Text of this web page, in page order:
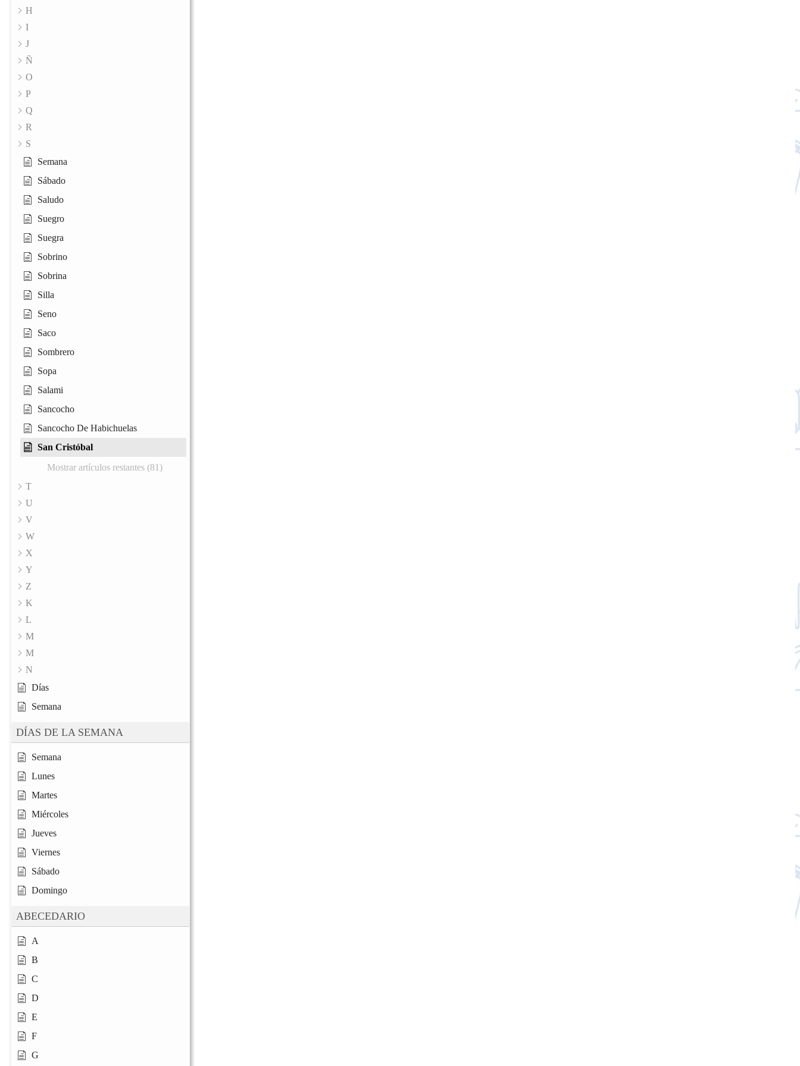
H
I
J
Ñ
O
P
Q
R
S
Semana
Sábado
Saludo
Suegro
Suegra
Sobrino
Sobrina
Silla
Seno
Saco
Sombrero
Sopa
Salami
Sancocho
Sancocho De Habichuelas
San Cristóbal
Mostrar artículos restantes (81)
T
U
V
W
X
Y
Z
K
L
M
M
N
Días
Semana
DÍAS DE LA SEMANA
Semana
Lunes
Martes
Miércoles
Jueves
Viernes
Sábado
Domingo
ABECEDARIO
A
B
C
D
E
F
G